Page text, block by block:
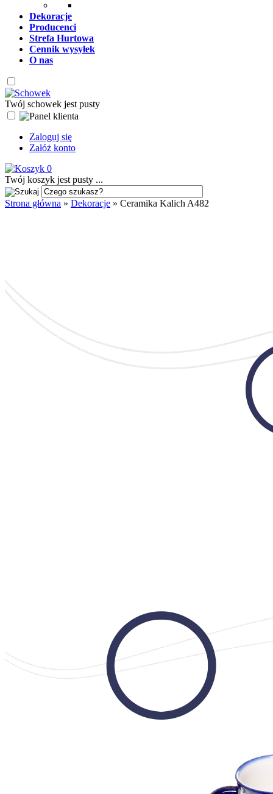
Dekoracje
Producenci
Strefa Hurtowa
Cennik wysyłek
O nas
Twój schowek jest pusty
Zaloguj się
Załóż konto
0
Twój koszyk jest pusty ...
Strona główna » Dekoracje » Ceramika Kalich A482